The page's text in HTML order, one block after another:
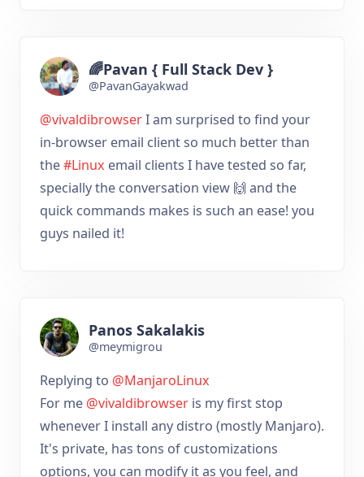
🌈Pavan { Full Stack Dev }
@PavanGayakwad
@vivaldibrowserI am surprised to find your
in-browser email client so much better than
the#Linux email clients I have tested so far,
specially the conversation view 🙌 and the
quick commands makes is such an ease! you
guys nailed it!
Panos Sakalakis
@meymigrou
Replying to @ManjaroLinux
For me @vivaldibrowser is my first stop
whenever I install any distro (mostly Manjaro).
It's private, has tons of customizations
options, you can modify it as you feel, and